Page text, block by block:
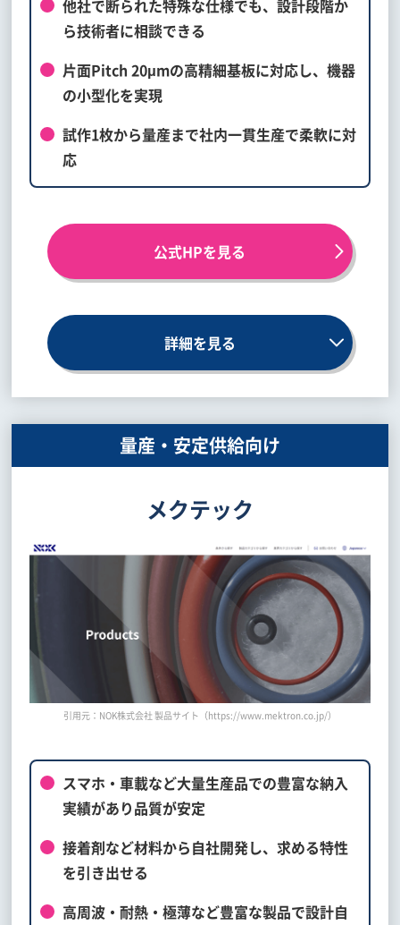
他社で断られた特殊な仕様でも、設計段階か
ら技術者に相談できる
片面Pitch 20μmの高精細基板に対応し、機器
の小型化を実現
試作1枚から量産まで社内一貫生産で柔軟に対
応
公式HPを見る
詳細を見る
量産・安定供給向け
メクテック
引用元：NOK株式会社 製品サイト（https://www.mektron.co.jp/）
スマホ・車載など大量生産品での豊富な納入
実績があり品質が安定
接着剤など材料から自社開発し、求める特性
を引き出せる
高周波・耐熱・極薄など豊富な製品で設計自